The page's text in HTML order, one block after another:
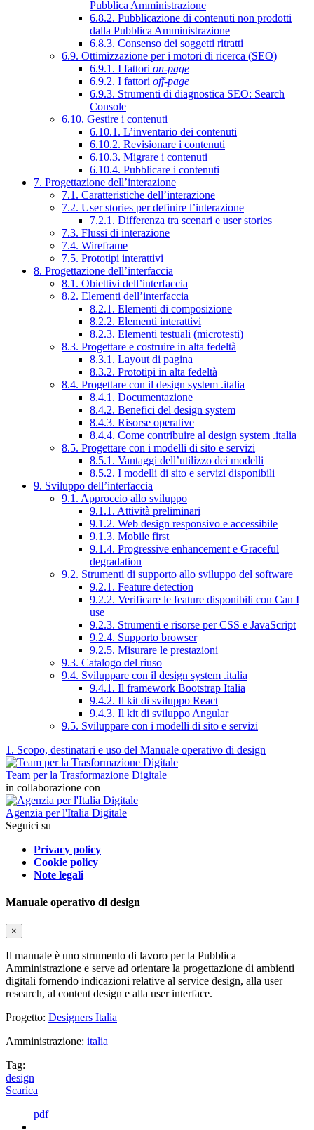
Pubblica Amministrazione
6.8.2. Pubblicazione di contenuti non prodotti
dalla Pubblica Amministrazione
6.8.3. Consenso dei soggetti ritratti
6.9. Ottimizzazione per i motori di ricerca (SEO)
6.9.1. I fattori on-page
6.9.2. I fattori off-page
6.9.3. Strumenti di diagnostica SEO: Search
Console
6.10. Gestire i contenuti
6.10.1. L’inventario dei contenuti
6.10.2. Revisionare i contenuti
6.10.3. Migrare i contenuti
6.10.4. Pubblicare i contenuti
7. Progettazione dell’interazione
7.1. Caratteristiche dell’interazione
7.2. User stories per definire l’interazione
7.2.1. Differenza tra scenari e user stories
7.3. Flussi di interazione
7.4. Wireframe
7.5. Prototipi interattivi
8. Progettazione dell’interfaccia
8.1. Obiettivi dell’interfaccia
8.2. Elementi dell’interfaccia
8.2.1. Elementi di composizione
8.2.2. Elementi interattivi
8.2.3. Elementi testuali (microtesti)
8.3. Progettare e costruire in alta fedeltà
8.3.1. Layout di pagina
8.3.2. Prototipi in alta fedeltà
8.4. Progettare con il design system .italia
8.4.1. Documentazione
8.4.2. Benefici del design system
8.4.3. Risorse operative
8.4.4. Come contribuire al design system .italia
8.5. Progettare con i modelli di sito e servizi
8.5.1. Vantaggi dell’utilizzo dei modelli
8.5.2. I modelli di sito e servizi disponibili
9. Sviluppo dell’interfaccia
9.1. Approccio allo sviluppo
9.1.1. Attività preliminari
9.1.2. Web design responsivo e accessibile
9.1.3. Mobile first
9.1.4. Progressive enhancement e Graceful
degradation
9.2. Strumenti di supporto allo sviluppo del software
9.2.1. Feature detection
9.2.2. Verificare le feature disponibili con Can I
use
9.2.3. Strumenti e risorse per CSS e JavaScript
9.2.4. Supporto browser
9.2.5. Misurare le prestazioni
9.3. Catalogo del riuso
9.4. Sviluppare con il design system .italia
9.4.1. Il framework Bootstrap Italia
9.4.2. Il kit di sviluppo React
9.4.3. Il kit di sviluppo Angular
9.5. Sviluppare con i modelli di sito e servizi
1. Scopo, destinatari e uso del Manuale operativo di design
Team per la Trasformazione Digitale
in collaborazione con
Agenzia per l'Italia Digitale
Seguici su
Privacy policy
Cookie policy
Note legali
Manuale operativo di design
×
Il manuale è uno strumento di lavoro per la Pubblica
Amministrazione e serve ad orientare la progettazione di ambienti
digitali fornendo indicazioni relative al service design, alla user
research, al content design e alla user interface.
Progetto: Designers Italia
Amministrazione: italia
Tag:
design
Scarica
pdf